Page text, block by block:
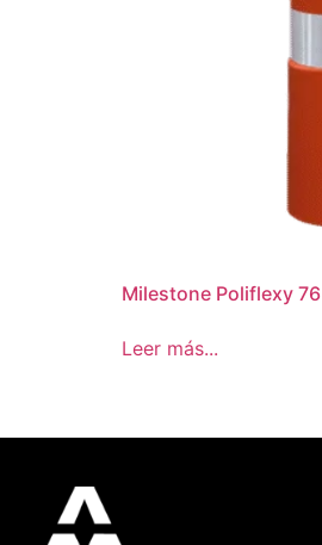
Milestone Poliflexy 76
Leer más...